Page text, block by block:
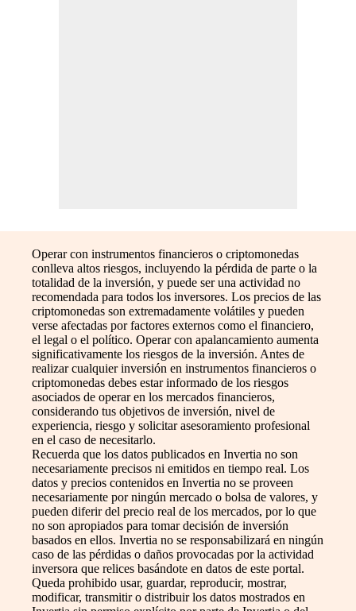
Operar con instrumentos financieros o criptomonedas
conlleva altos riesgos, incluyendo la pérdida de parte o la
totalidad de la inversión, y puede ser una actividad no
recomendada para todos los inversores. Los precios de las
criptomonedas son extremadamente volátiles y pueden
verse afectadas por factores externos como el financiero,
el legal o el político. Operar con apalancamiento aumenta
significativamente los riesgos de la inversión. Antes de
realizar cualquier inversión en instrumentos financieros o
criptomonedas debes estar informado de los riesgos
asociados de operar en los mercados financieros,
considerando tus objetivos de inversión, nivel de
experiencia, riesgo y solicitar asesoramiento profesional
en el caso de necesitarlo.
Recuerda que los datos publicados en Invertia no son
necesariamente precisos ni emitidos en tiempo real. Los
datos y precios contenidos en Invertia no se proveen
necesariamente por ningún mercado o bolsa de valores, y
pueden diferir del precio real de los mercados, por lo que
no son apropiados para tomar decisión de inversión
basados en ellos. Invertia no se responsabilizará en ningún
caso de las pérdidas o daños provocadas por la actividad
inversora que relices basándote en datos de este portal.
Queda prohibido usar, guardar, reproducir, mostrar,
modificar, transmitir o distribuir los datos mostrados en